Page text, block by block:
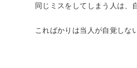
同じミスをしてしまう人は、
こればかりは当人が自覚しな